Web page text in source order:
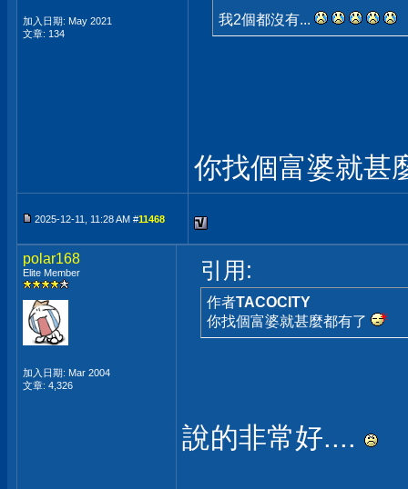
加入日期: May 2021
文章: 134
我2個都沒有...
你找個富婆就甚
2025-12-11, 11:28 AM #11468
polar168
Elite Member
加入日期: Mar 2004
文章: 4,326
引用:
作者TACOCITY
你找個富婆就甚麼都有了
說的非常好....